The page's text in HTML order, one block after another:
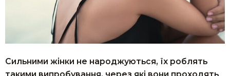
Сильними жінки не народжуються, їх роблять